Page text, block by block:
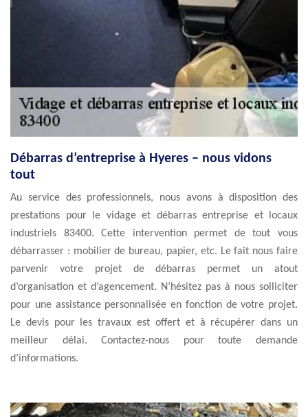
Débarras d’entreprise à Hyeres – nous vidons
tout
Au service des professionnels, nous avons à disposition des
prestations pour le vidage et débarras entreprise et locaux
industriels 83400. Cette intervention permet de tout vous
débarrasser : mobilier de bureau, papier, etc. Le fait nous faire
parvenir votre projet de débarras permet un atout
d’organisation et d’agencement. N’hésitez pas à nous solliciter
pour une assistance personnalisée en fonction de votre projet.
Le devis pour les travaux est offert et à récupérer dans un
meilleur délai. Contactez-nous pour toute demande
d’informations.